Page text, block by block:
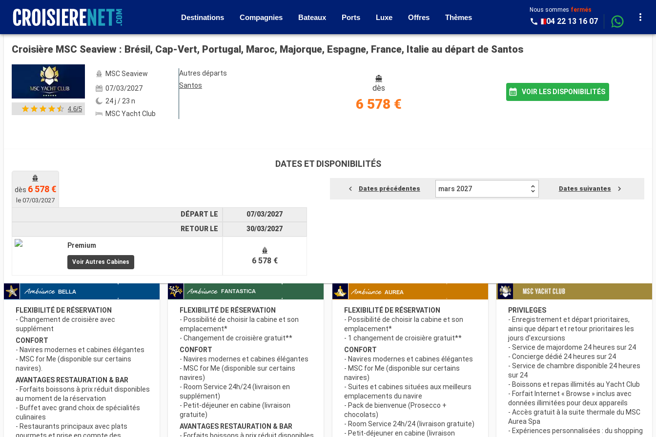
Destinations Compagnies Bateaux Ports Luxe Offres Thèmes
Nous sommes fermés
04 22 13 16 07
Voir les 72 autres photos
Croisière MSC Seaview : Brésil, Cap-Vert, Portugal, Maroc, Majorque, Espagne, France, Italie au départ de Santos
4.6/5
MSC Seaview
07/03/2027
24 j / 23 n
MSC Yacht Club
Autres départs
Santos
dès
6 578 €
VOIR LES DISPONIBILITÉS
DATES ET DISPONIBILITÉS
dès 6 578 €
le 07/03/2027
Dates précédentes mars 2027 Dates suivantes
DÉPART LE
RETOUR LE
Premium
Voir Autres Cabines
07/03/2027
30/03/2027
6 578 €
FLEXIBILITÉ DE RÉSERVATION
- Changement de croisière avec
supplément
CONFORT
- Navires modernes et cabines élégantes
- MSC for Me (disponible sur certains
navires).
AVANTAGES RESTAURATION & BAR
- Forfaits boissons à prix réduit disponibles
au moment de la réservation
- Buffet avec grand choix de spécialités
culinaires
- Restaurants principaux avec plats
gourmets et prise en compte des
FLEXIBILITÉ DE RÉSERVATION
- Possibilité de choisir la cabine et son
emplacement*
- Changement de croisière gratuit**
CONFORT
- Navires modernes et cabines élégantes
- MSC for Me (disponible sur certains
navires)
- Room Service 24h/24 (livraison en
supplément)
- Petit-déjeuner en cabine (livraison
gratuite)
AVANTAGES RESTAURATION & BAR
- Forfaits boissons à prix réduit disponibles
FLEXIBILITÉ DE RÉSERVATION
- Possibilité de choisir la cabine et son
emplacement*
- 1 changement de croisière gratuit**
CONFORT
- Navires modernes et cabines élégantes
- MSC for Me (disponible sur certains
navires)
- Suites et cabines situées aux meilleurs
emplacements du navire
- Pack de bienvenue (Prosecco +
chocolats)
- Room Service 24h/24 (livraison gratuite)
- Petit-déjeuner en cabine (livraison
PRIVILEGES
- Enregistrement et départ prioritaires,
ainsi que départ et retour prioritaires les
jours d'excursions
- Service de majordome 24 heures sur 24
- Concierge dédié 24 heures sur 24
- Service de chambre disponible 24 heures
sur 24
- Boissons et repas illimités au Yacht Club
- Forfait Internet « Browse » inclus avec
données illimitées pour deux appareils
- Accès gratuit à la suite thermale du MSC
Aurea Spa
- Expériences personnalisées : du shopping